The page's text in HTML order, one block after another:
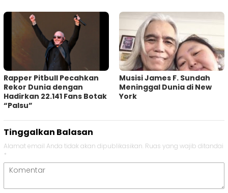
Rapper Pitbull Pecahkan
Rekor Dunia dengan
Hadirkan 22.141 Fans Botak
“Palsu”
Musisi James F. Sundah
Meninggal Dunia di New
York
Tinggalkan Balasan
Alamat email Anda tidak akan dipublikasikan. Ruas yang wajib ditandai
*